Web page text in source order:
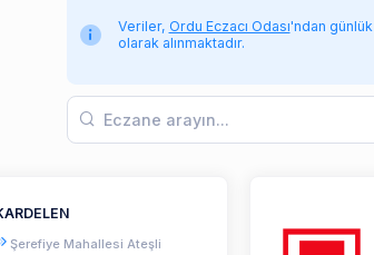
Veriler, Ordu Eczacı Odası'ndan günlük
olarak alınmaktadır.
Şerefiye Mahallesi Ateşli